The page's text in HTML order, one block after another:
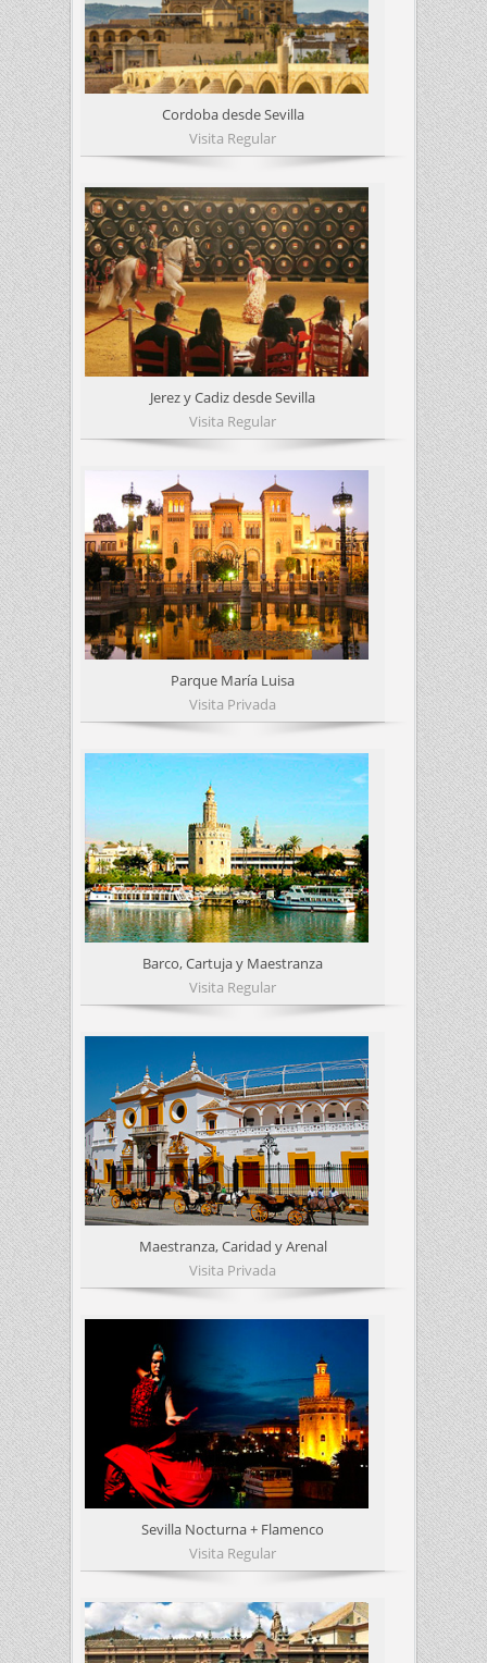
Cordoba desde Sevilla
Visita Regular
Jerez y Cadiz desde Sevilla
Visita Regular
Parque María Luisa
Visita Privada
Barco, Cartuja y Maestranza
Visita Regular
Maestranza, Caridad y Arenal
Visita Privada
Sevilla Nocturna + Flamenco
Visita Regular